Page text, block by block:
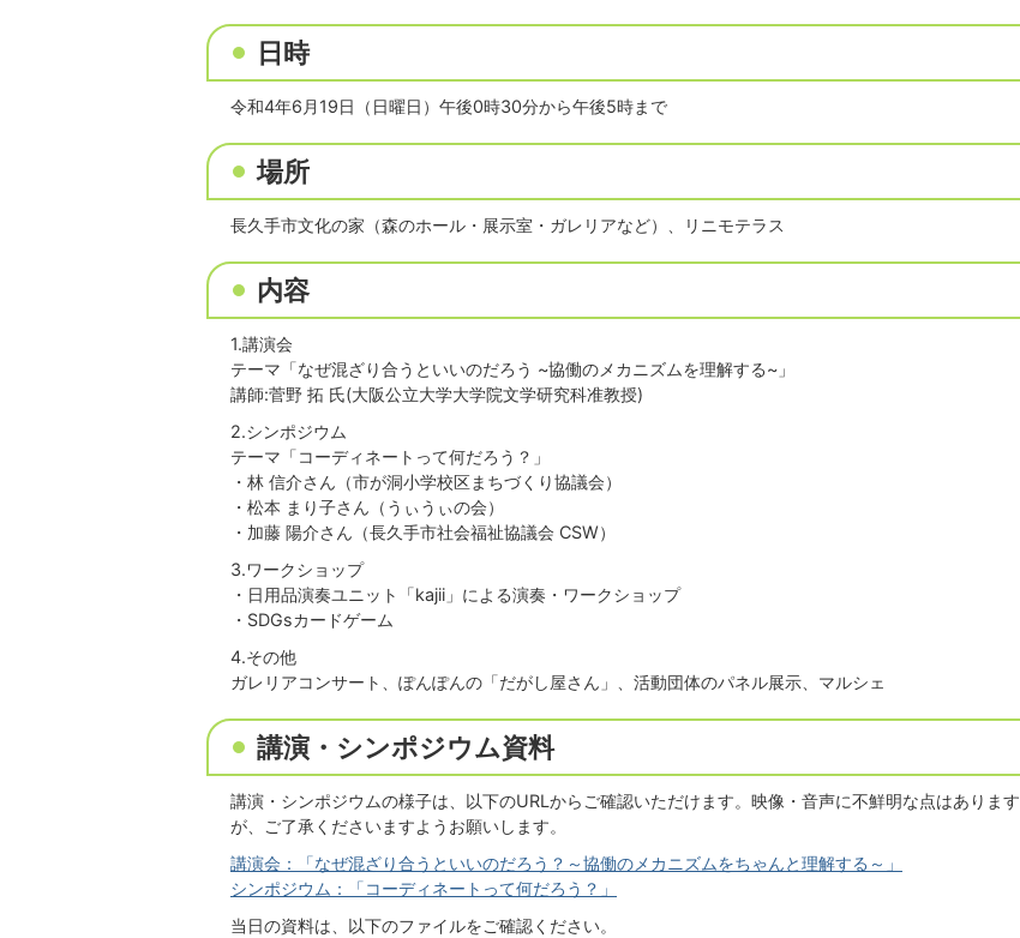
日時
令和4年6月19日（日曜日）午後0時30分から午後5時まで
場所
長久手市文化の家（森のホール・展示室・ガレリアなど）、リニモテラス
内容
1.講演会
テーマ「なぜ混ざり合うといいのだろう ~協働のメカニズムを理解する~」
講師:菅野 拓 氏(大阪公立大学大学院文学研究科准教授)
2.シンポジウム
テーマ「コーディネートって何だろう？」
・林 信介さん（市が洞小学校区まちづくり協議会）
・松本 まり子さん（うぃうぃの会）
・加藤 陽介さん（長久手市社会福祉協議会 CSW）
3.ワークショップ
・日用品演奏ユニット「kajii」による演奏・ワークショップ
・SDGsカードゲーム
4.その他
ガレリアコンサート、ぽんぽんの「だがし屋さん」、活動団体のパネル展示、マルシェ
講演・シンポジウム資料
講演・シンポジウムの様子は、以下のURLからご確認いただけます。映像・音声に不鮮明な点はあります
が、ご了承くださいますようお願いします。
講演会：「なぜ混ざり合うといいのだろう？～協働のメカニズムをちゃんと理解する～」
シンポジウム：「コーディネートって何だろう？」
当日の資料は、以下のファイルをご確認ください。